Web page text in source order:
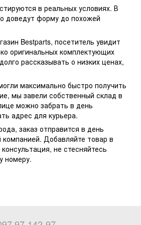
в реальных условиях. В
доведут форму до похожей
Bestparts, посетитель увидит
оригинальных комплектующих
рассказывать о низких ценах,
максимально быстро получить
мы завели собственный склад в
можно забрать в день
адрес для курьера.
заказ отправится в день
Добавляйте товар в
не стесняйтесь
номеру.